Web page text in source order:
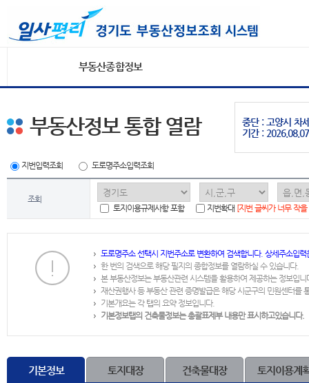
부동산종합정보
중단 : 고양시 차
기간 :
부동산정보 통합 열람
지번입력조회 도로명주소입력조회
조회
토지이용규제사항 포함
지번확대 [지번 글씨가 너무 작
도로명주소 선택시 지번주소로 변환하여 검색합니다. 상세주소입
한 번의 검색으로 해당 필지의 종합정보를 열람하실 수 있습니다.
본 부동산정보는 부동산관련 시스템을 활용하여 제공하는 정보입니
재산권행사 등 부동산 관련 증명발급은 해당 시군구의 민원센터를
기본개요는 각 탭의 요약 정보입니다.
기본정보탭의 건축물정보는 총괄표제부 내용만 표시하고있습니다.
기본정보 토지대장 건축물대장 토지이용계